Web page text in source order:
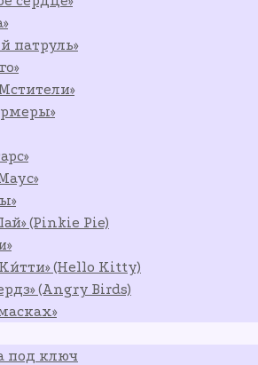
патруль»
(Pinkie Pie)
(Hello Kitty)
(Angry Birds)
под ключ